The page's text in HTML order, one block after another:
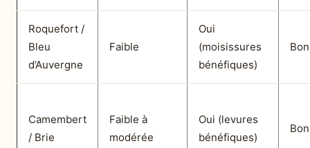
Roquefort /
Bleu
d’Auvergne
Faible
Oui
(moisissures
bénéfiques)
Camembert
/ Brie
Faible à
modérée
Oui (levures
bénéfiques)